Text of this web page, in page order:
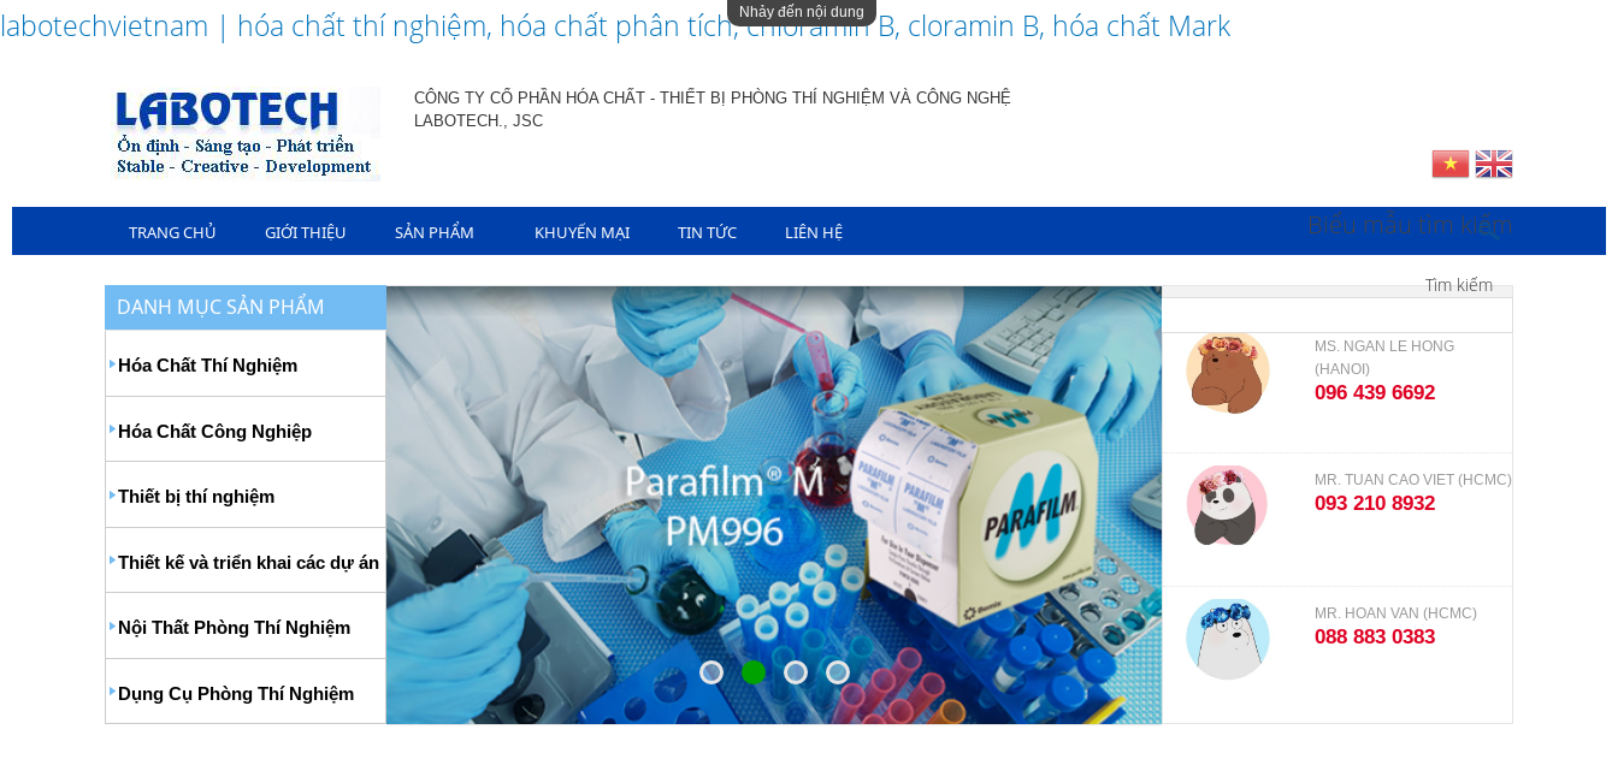
Nhảy đến nội dung
labotechvietnam | hóa chất thí nghiệm, hóa chất phân tích, chloramin B, cloramin B, hóa chất Mark
CÔNG TY CỔ PHẦN HÓA CHẤT - THIẾT BỊ PHÒNG THÍ NGHIỆM VÀ CÔNG NGHỆ
LABOTECH., JSC
TRANG CHỦ GIỚI THIỆU SẢN PHẨM KHUYẾN MẠI TIN TỨC LIÊN HỆ Biểu mẫu tìm kiếm
Tìm kiếm
DANH MỤC SẢN PHẨM
Hóa Chất Thí Nghiệm
Hóa Chất Công Nghiệp
Thiết bị thí nghiệm
Thiết kế và triển khai các dự án
Nội Thất Phòng Thí Nghiệm
Dụng Cụ Phòng Thí Nghiệm
1 2 3 4
MS. NGAN LE HONG
(HANOI)
096 439 6692
MR. TUAN CAO VIET (HCMC)
093 210 8932
MR. HOAN VAN (HCMC)
088 883 0383